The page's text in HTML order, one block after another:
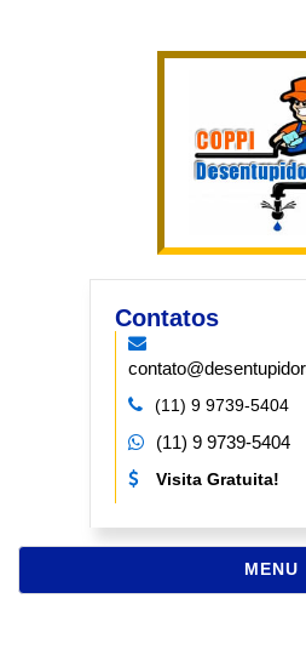
Contatos
(11) 9 9739-5404
(11) 9 9739-5404
Visita Gratuita!
MENU